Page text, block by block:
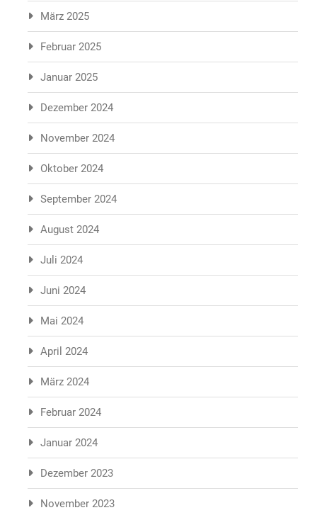
März 2025
Februar 2025
Januar 2025
Dezember 2024
November 2024
Oktober 2024
September 2024
August 2024
Juli 2024
Juni 2024
Mai 2024
April 2024
März 2024
Februar 2024
Januar 2024
Dezember 2023
November 2023